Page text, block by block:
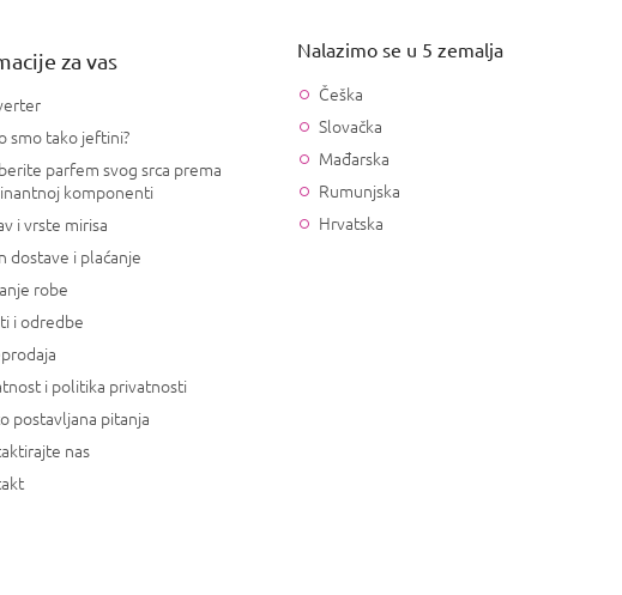
za vas
smo tako jeftini?
parfem svog srca prema
komponenti
i vrste mirisa
dostave i plaćanje
robe
i odredbe
i politika privatnosti
postavljana pitanja
nas
Nalazimo se u 5 zemalja
Češka
Slovačka
Mađarska
Rumunjska
Hrvatska